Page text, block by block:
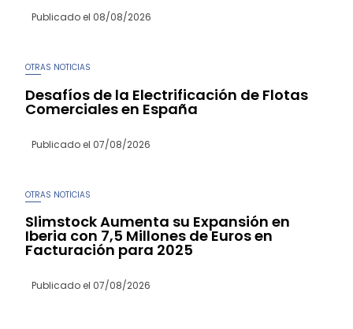
Publicado el 08/08/2026
OTRAS NOTICIAS
Desafíos de la Electrificación de Flotas
Comerciales en España
Publicado el 07/08/2026
OTRAS NOTICIAS
Slimstock Aumenta su Expansión en
Iberia con 7,5 Millones de Euros en
Facturación para 2025
Publicado el 07/08/2026